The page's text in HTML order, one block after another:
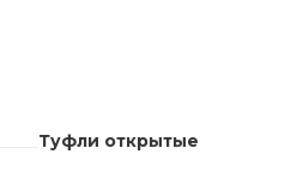
Туфли открытые